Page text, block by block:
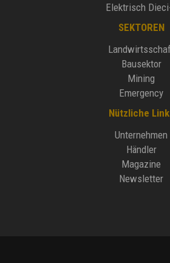
Elektrisch
SEKTOREN
Bausektor
Mining
Emergency
Nützliche
Unternehmen
Händler
Magazine
Newsletter